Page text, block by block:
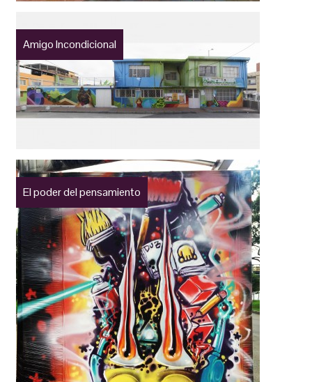
Amigo Incondicional
El poder del pensamiento